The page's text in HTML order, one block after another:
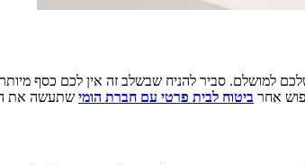
למושלם. סביר להניח שבשלב זה אין לכם כסף
אחר ביטוח לבית פרטי עם חברת הומי שתעשה את